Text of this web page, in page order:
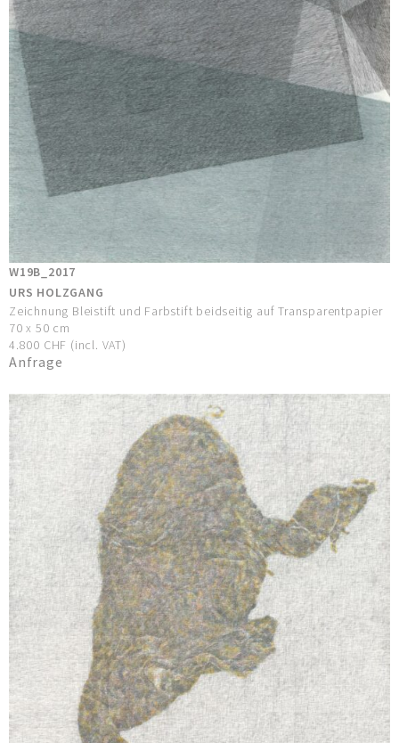
W19B_2017
URS HOLZGANG
Zeichnung Bleistift und Farbstift beidseitig auf Transparentpapier
70 x 50 cm
4.800 CHF (incl. VAT)
Anfrage